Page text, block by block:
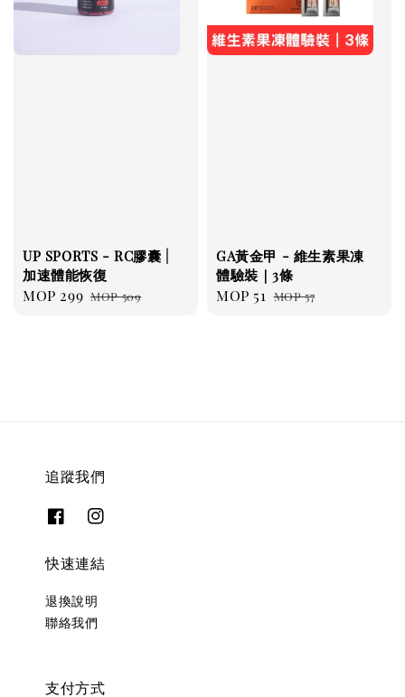
UP SPORTS - RC膠囊 |
加速體能恢復
Sale
MOP 299 Regular
MOP 509
GA黃金甲 - 維生素果凍
體驗裝｜3條
Sale
MOP 51 Regular
MOP 57
追蹤我們
快速連結
退換說明
聯絡我們
支付方式